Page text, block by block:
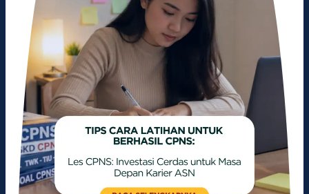
Depan
Karier
ASN